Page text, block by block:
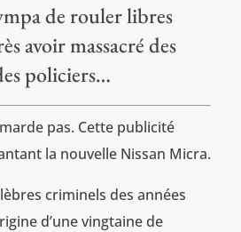
de rouler libres
avoir massacré des
policiers…
pas. Cette publicité
la nouvelle Nissan Micra.
criminels des années
d’une vingtaine de